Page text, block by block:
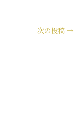
次の投稿 →